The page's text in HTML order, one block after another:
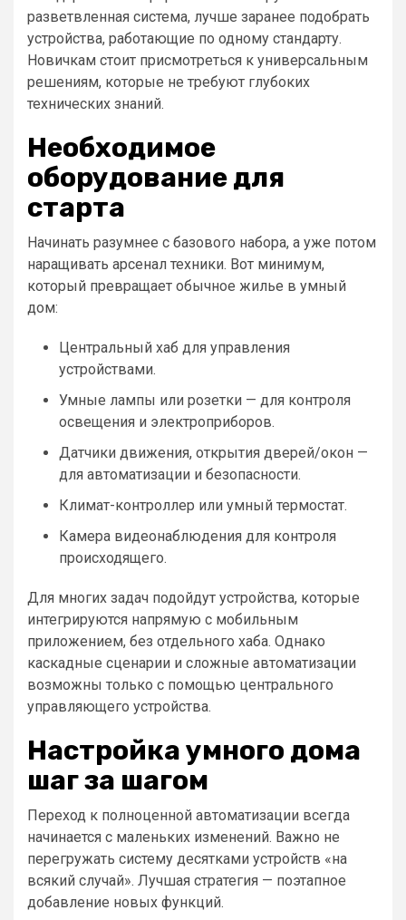
разветвленная система, лучше заранее подобрать
устройства, работающие по одному стандарту.
Новичкам стоит присмотреться к универсальным
решениям, которые не требуют глубоких
технических знаний.
Необходимое
оборудование для
старта
Начинать разумнее с базового набора, а уже потом
наращивать арсенал техники. Вот минимум,
который превращает обычное жилье в умный
дом:
Центральный хаб для управления
устройствами.
Умные лампы или розетки — для контроля
освещения и электроприборов.
Датчики движения, открытия дверей/окон —
для автоматизации и безопасности.
Климат-контроллер или умный термостат.
Камера видеонаблюдения для контроля
происходящего.
Для многих задач подойдут устройства, которые
интегрируются напрямую с мобильным
приложением, без отдельного хаба. Однако
каскадные сценарии и сложные автоматизации
возможны только с помощью центрального
управляющего устройства.
Настройка умного дома
шаг за шагом
Переход к полноценной автоматизации всегда
начинается с маленьких изменений. Важно не
перегружать систему десятками устройств «на
всякий случай». Лучшая стратегия — поэтапное
добавление новых функций.